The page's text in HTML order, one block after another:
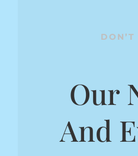
DON’T
Our
And